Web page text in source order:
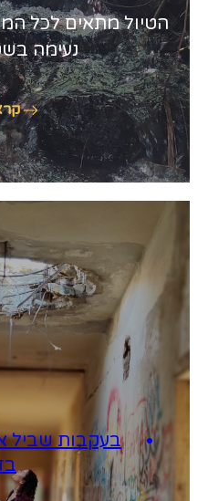
הטיול מתאים לכל
נעימה
בעקבות שביל